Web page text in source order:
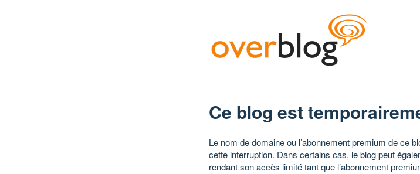
Ce blog est
Le nom de domaine ou l’abonnement premium de ce
cette interruption. Dans certains cas, le blog peut
rendant son accès limité tant que l’abonnement